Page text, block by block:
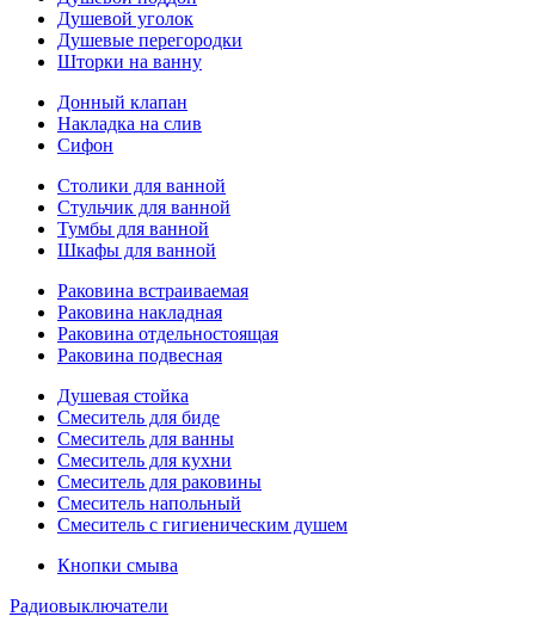
Душевой уголок
Душевые перегородки
Шторки на ванну
Донный клапан
Накладка на слив
Сифон
Столики для ванной
Стульчик для ванной
Тумбы для ванной
Шкафы для ванной
Раковина встраиваемая
Раковина накладная
Раковина отдельностоящая
Раковина подвесная
Душевая стойка
Смеситель для биде
Смеситель для ванны
Смеситель для кухни
Смеситель для раковины
Смеситель напольный
Смеситель с гигиеническим душем
Кнопки смыва
Радиовыключатели